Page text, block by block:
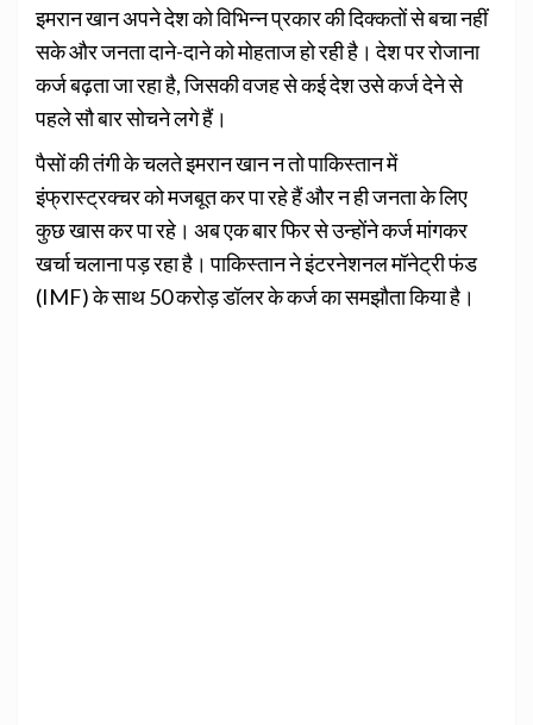
इमरान खान अपने देश को विभिन्न प्रकार की दिक्कतों से बचा नहीं
सके और जनता दाने-दाने को मोहताज हो रही है। देश पर रोजाना
कर्ज बढ़ता जा रहा है, जिसकी वजह से कई देश उसे कर्ज देने से
पहले सौ बार सोचने लगे हैं।
पैसों की तंगी के चलते इमरान खान न तो पाकिस्तान में
इंफ्रास्ट्रक्चर को मजबूत कर पा रहे हैं और न ही जनता के लिए
कुछ खास कर पा रहे। अब एक बार फिर से उन्होंने कर्ज मांगकर
खर्चा चलाना पड़ रहा है। पाकिस्तान ने इंटरनेशनल मॉनेट्री फंड
(IMF) के साथ 50 करोड़ डॉलर के कर्ज का समझौता किया है।